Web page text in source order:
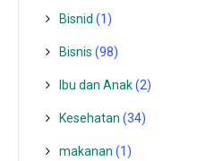
Bisnid (1)
Bisnis (98)
Ibu dan Anak(2)
Kesehatan (34)
makanan (1)